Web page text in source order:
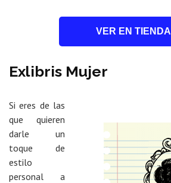
VER EN TIENDA
Exlibris Mujer
Si eres de las
que quieren
darle un
toque de
estilo
personal a